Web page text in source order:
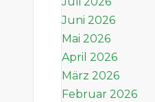
Juni 2026
Mai 2026
April 2026
März 2026
Februar 2026